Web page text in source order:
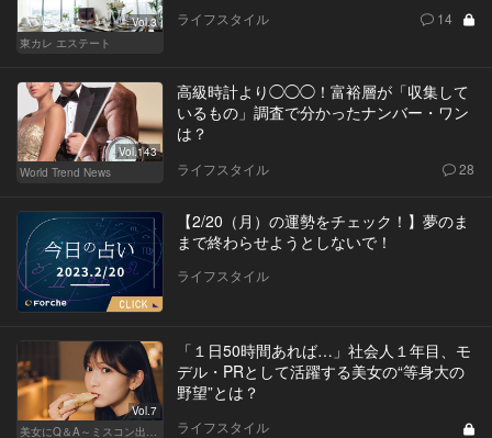
Vol.3
東カレ エステート
ライフスタイル 14
Vol.143
World Trend News
高級時計より◯◯◯！富裕層が「収集して
いるもの」調査で分かったナンバー・ワン
は？
ライフスタイル 28
【2/20（月）の運勢をチェック！】夢のま
まで終わらせようとしないで！
ライフスタイル
Vol.7
「１日50時間あれば…」社会人１年目、モ
デル・PRとして活躍する美女の“等身大の
野望”とは？
ライフスタイル